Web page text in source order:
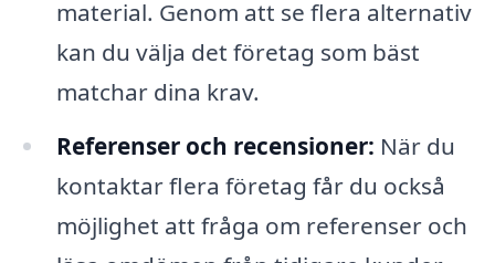
material. Genom att se flera alternativ
kan du välja det företag som bäst
matchar dina krav.
Referenser och recensioner: När du
kontaktar flera företag får du också
möjlighet att fråga om referenser och